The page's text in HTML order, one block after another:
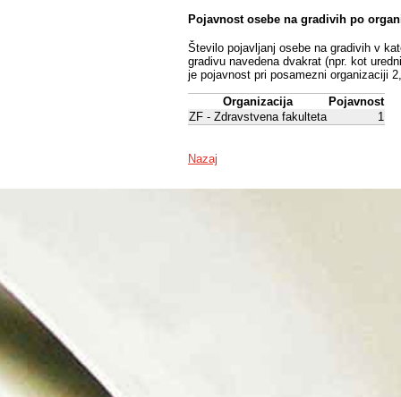
Pojavnost osebe na gradivih po
Število pojavljanj osebe na gradivih v
gradivu navedena dvakrat (npr. kot
je pojavnost pri posamezni organizaciji
Organizacija
Pojavnost
ZF - Zdravstvena fakulteta
1
Nazaj